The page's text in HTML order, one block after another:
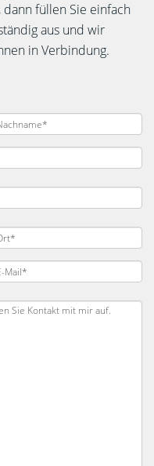
füllen Sie einfach
aus und wir
in Verbindung.